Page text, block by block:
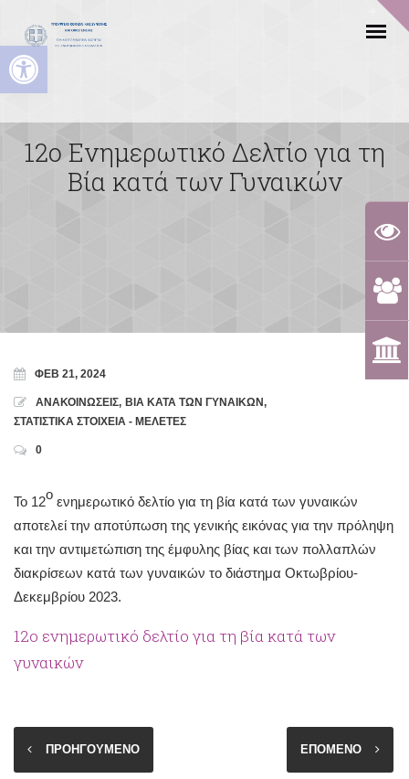
Ανοίξτε τη γραμμή εργαλείων
12ο Ενημερωτικό Δελτίο για τη
Βία κατά των Γυναικών
ΦΕΒ 21, 2024
ΑΝΑΚΟΙΝΩΣΕΙΣ, ΒΙΑ ΚΑΤΑ ΤΩΝ ΓΥΝΑΙΚΩΝ,
ΣΤΑΤΙΣΤΙΚΑ ΣΤΟΙΧΕΙΑ - ΜΕΛΕΤΕΣ
0
Το 12ο ενημερωτικό δελτίο για τη βία κατά των γυναικών
αποτελεί την αποτύπωση της γενικής εικόνας για την πρόληψη
και την αντιμετώπιση της έμφυλης βίας και των πολλαπλών
διακρίσεων κατά των γυναικών το διάστημα Οκτωβρίου-
Δεκεμβρίου 2023.
12ο ενημερωτικό δελτίο για τη βία κατά των
γυναικών
ΠΡΟΗΓΟΥΜΕΝΟ ΕΠΟΜΕΝΟ